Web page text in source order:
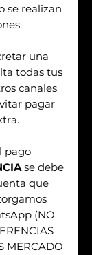
se realizan
una
todas tus
canales
pagar
pago
se debe
que
(NO
MERCADO